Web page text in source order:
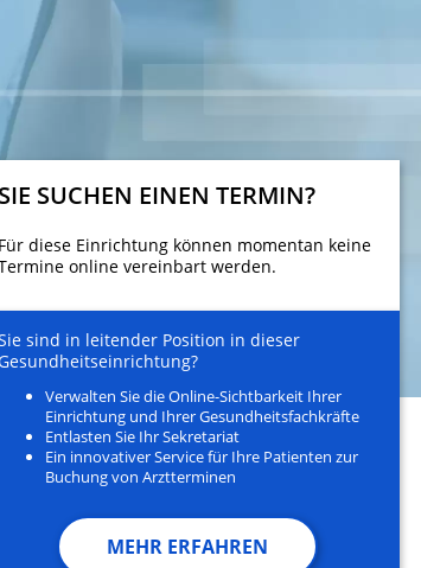
SIE SUCHEN EINEN TERMIN?
Für diese Einrichtung können momentan keine
online vereinbart werden.
sind in leitender Position in dieser
Verwalten Sie die Online-Sichtbarkeit Ihrer
Einrichtung und Ihrer Gesundheitsfachkräfte
Entlasten Sie Ihr Sekretariat
Ein innovativer Service für Ihre Patienten zur
Buchung von Arztterminen
MEHR ERFAHREN